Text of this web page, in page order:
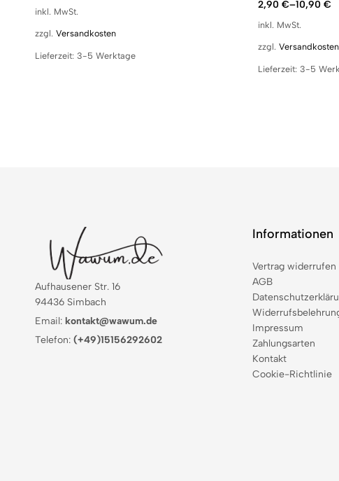
inkl. MwSt.
zzgl. Versandkosten
Lieferzeit: 3-5 Werktage
2,90 €–10,90 €
inkl. MwSt.
zzgl. Versandkosten
Lieferzeit: 3-5
Aufhausener Str. 16
94436 Simbach
Email: kontakt@wawum.de
Telefon: (+49)15156292602
Informationen
Vertrag widerrufen
AGB
Impressum
Zahlungsarten
Kontakt
Cookie-Richtlinie